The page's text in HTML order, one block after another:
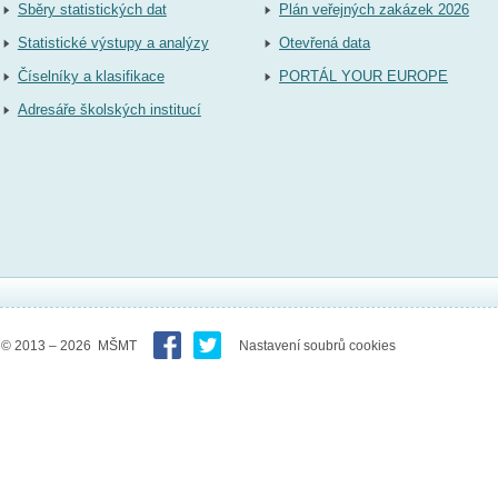
Sběry statistických dat
Statistické výstupy a analýzy
Číselníky a klasifikace
Adresáře školských institucí
Plán veřejných zakázek 2026
Otevřená data
PORTÁL YOUR EUROPE
© 2013 – 2026 MŠMT Nastavení soubrů cookies